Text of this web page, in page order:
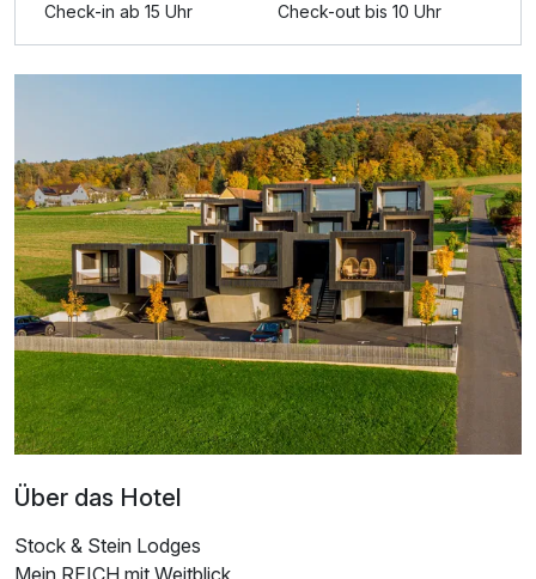
Check-in ab 15 Uhr Check-out bis 10 Uhr
Über das Hotel
Stock & Stein Lodges
Mein REICH mit Weitblick